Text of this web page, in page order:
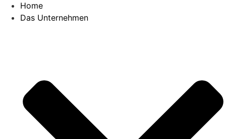
Home
Das Unternehmen